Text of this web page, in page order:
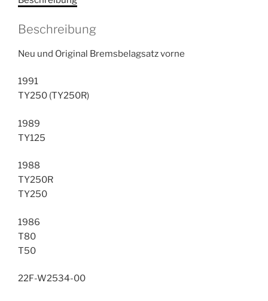
22F-
W2534-
Menge
Beschreibung
Neu und Original Bremsbelagsatz vorne
1991
TY250 (TY250R)
1989
TY125
1988
TY250R
TY250
1986
T80
T50
22F-W2534-00